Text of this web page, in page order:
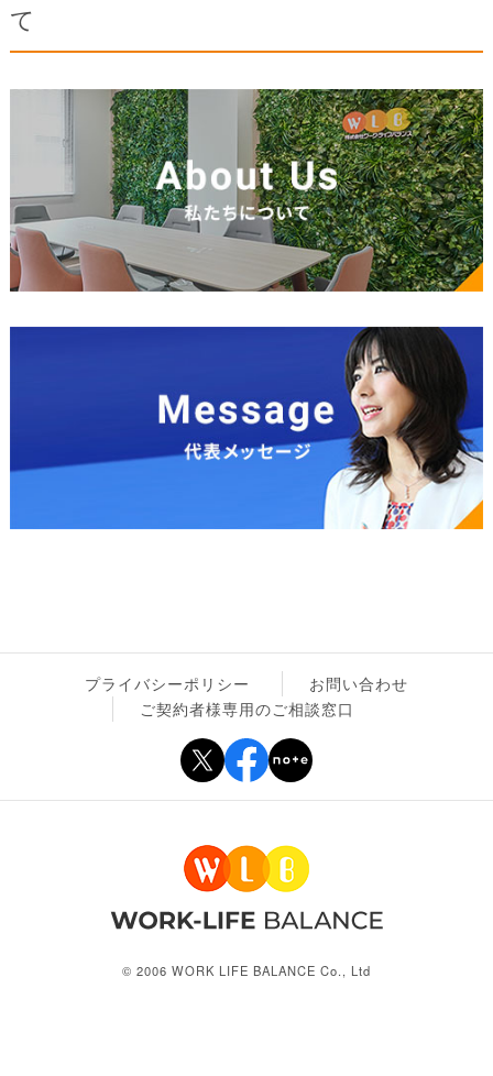
て
プライバシーポリシー
お問い合わせ
ご契約者様専用のご相談窓口
© 2006 WORK LIFE BALANCE Co., Ltd